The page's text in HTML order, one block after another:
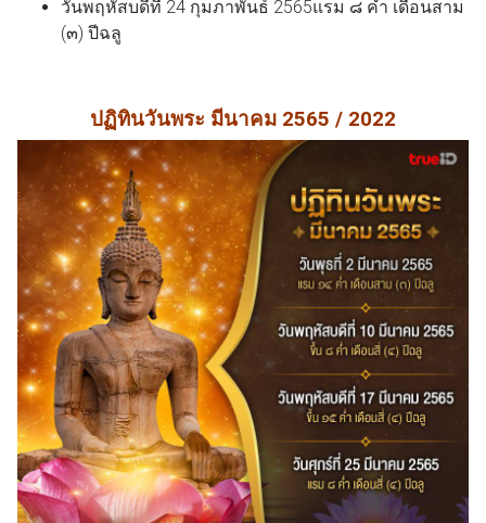
วันพฤหัสบดีที่ 24 กุมภาพันธ์ 2565แรม ๘ ค่ำ เดือนสาม
(๓) ปีฉลู
ปฏิทินวันพระ มีนาคม 2565 / 2022